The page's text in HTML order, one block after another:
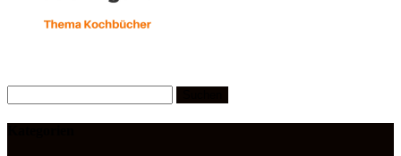
nach: